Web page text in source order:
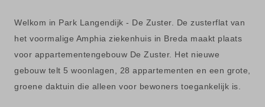
Welkom in Park Langendijk - De Zuster. De zusterflat van
het voormalige Amphia ziekenhuis in Breda maakt plaats
voor appartementengebouw De Zuster. Het nieuwe
gebouw telt 5 woonlagen, 28 appartementen en een grote,
groene daktuin die alleen voor bewoners toegankelijk is.